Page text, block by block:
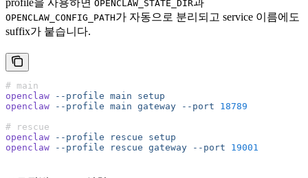
profile을 사용하면 OPENCLAW_STATE_DIR과
OPENCLAW_CONFIG_PATH가 자동으로 분리되고 service 이름에도
suffix가 붙습니다.
# main
openclaw --profile main setup
openclaw --profile main gateway --port 18789
# rescue
openclaw --profile rescue setup
openclaw --profile rescue gateway --port 19001